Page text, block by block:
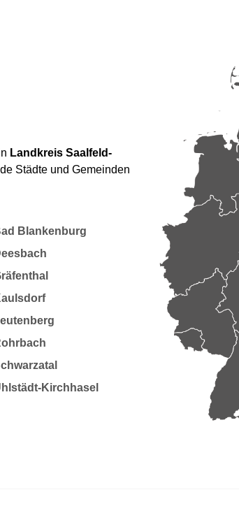
Landkreis Saalfeld-
Städte und Gemeinden
Blankenburg
Kirchhasel